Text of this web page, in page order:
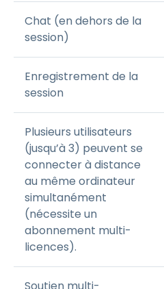
Chat (en dehors de la
session)
Enregistrement de la
session
Plusieurs utilisateurs
(jusqu’à 3) peuvent se
connecter à distance
au même ordinateur
simultanément
(nécessite un
abonnement multi-
licences).